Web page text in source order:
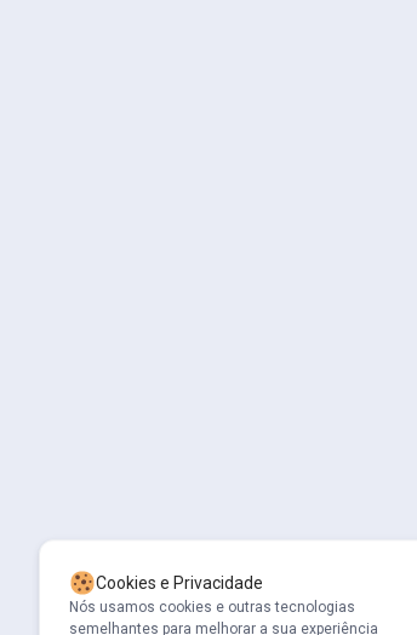
Cookies e Privacidade
Nós usamos cookies e outras tecnologias
semelhantes para melhorar a sua experiência